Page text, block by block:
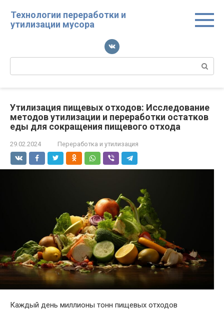
контенту
Технологии переработки и
утилизации мусора
Поиск:
Утилизация пищевых отходов: Исследование
методов утилизации и переработки остатков
еды для сокращения пищевого отхода
29.02.2024 Переработка и утилизация
Каждый день миллионы тонн пищевых отходов